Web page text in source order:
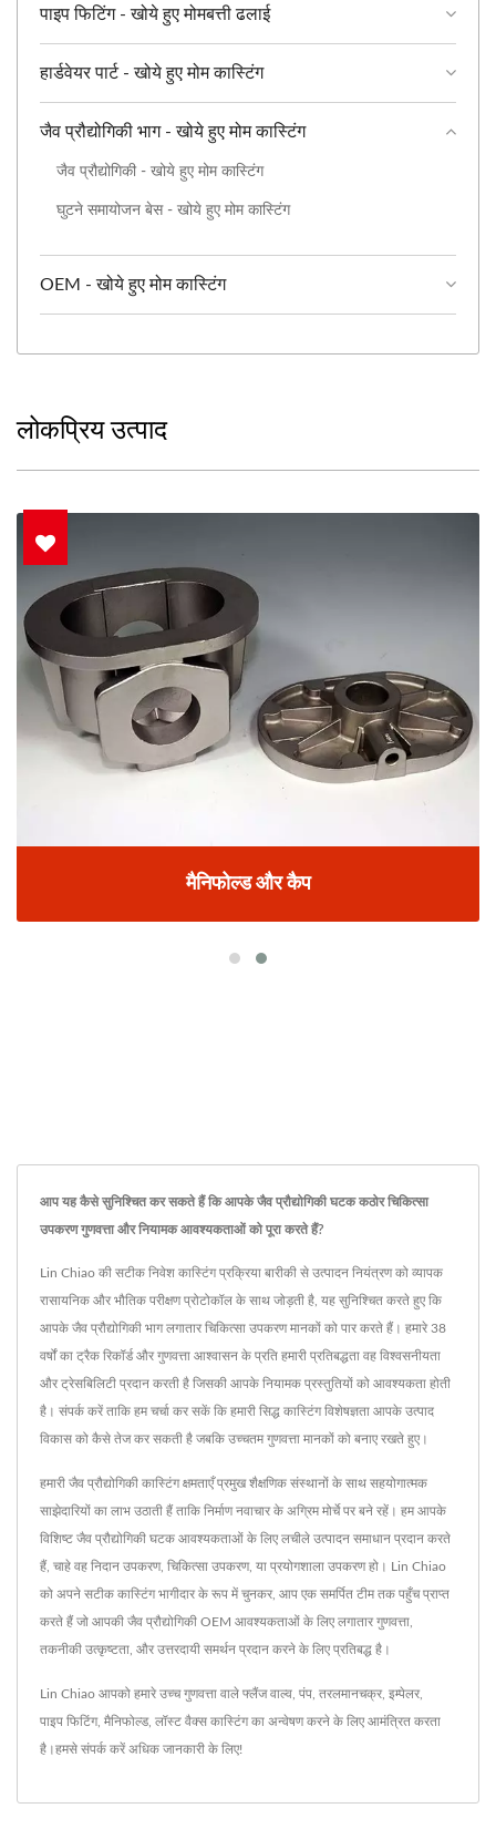
पाइप फिटिंग - खोये हुए मोमबत्ती ढलाई
हार्डवेयर पार्ट - खोये हुए मोम कास्टिंग
जैव प्रौद्योगिकी भाग - खोये हुए मोम कास्टिंग
जैव प्रौद्योगिकी - खोये हुए मोम कास्टिंग
घुटने समायोजन बेस - खोये हुए मोम कास्टिंग
OEM - खोये हुए मोम कास्टिंग
लोकप्रिय उत्पाद
मैनिफोल्ड और कैप
आप यह कैसे सुनिश्चित कर सकते हैं कि आपके जैव प्रौद्योगिकी घटक कठोर चिकित्सा
उपकरण गुणवत्ता और नियामक आवश्यकताओं को पूरा करते हैं?
Lin Chiao की सटीक निवेश कास्टिंग प्रक्रिया बारीकी से उत्पादन नियंत्रण को व्यापक
रासायनिक और भौतिक परीक्षण प्रोटोकॉल के साथ जोड़ती है, यह सुनिश्चित करते हुए कि
आपके जैव प्रौद्योगिकी भाग लगातार चिकित्सा उपकरण मानकों को पार करते हैं। हमारे 38
वर्षों का ट्रैक रिकॉर्ड और गुणवत्ता आश्वासन के प्रति हमारी प्रतिबद्धता वह विश्वसनीयता
और ट्रेसबिलिटी प्रदान करती है जिसकी आपके नियामक प्रस्तुतियों को आवश्यकता होती
है। संपर्क करें ताकि हम चर्चा कर सकें कि हमारी सिद्ध कास्टिंग विशेषज्ञता आपके उत्पाद
विकास को कैसे तेज कर सकती है जबकि उच्चतम गुणवत्ता मानकों को बनाए रखते हुए।
हमारी जैव प्रौद्योगिकी कास्टिंग क्षमताएँ प्रमुख शैक्षणिक संस्थानों के साथ सहयोगात्मक
साझेदारियों का लाभ उठाती हैं ताकि निर्माण नवाचार के अग्रिम मोर्चे पर बने रहें। हम आपके
विशिष्ट जैव प्रौद्योगिकी घटक आवश्यकताओं के लिए लचीले उत्पादन समाधान प्रदान करते
हैं, चाहे वह निदान उपकरण, चिकित्सा उपकरण, या प्रयोगशाला उपकरण हो। Lin Chiao
को अपने सटीक कास्टिंग भागीदार के रूप में चुनकर, आप एक समर्पित टीम तक पहुँच प्राप्त
करते हैं जो आपकी जैव प्रौद्योगिकी OEM आवश्यकताओं के लिए लगातार गुणवत्ता,
तकनीकी उत्कृष्टता, और उत्तरदायी समर्थन प्रदान करने के लिए प्रतिबद्ध है।
Lin Chiao आपको हमारे उच्च गुणवत्ता वाले फ्लैंज वाल्व पंप तरलमानचक्र, इम्पेलर,
पाइप फिटिंग, मैनिफोल्ड, लॉस्ट वैक्स कास्टिंगका अन्वेषण करने के लिए आमंत्रित करता
है।हमसे संपर्क करेंअधिक जानकारी के लिए!